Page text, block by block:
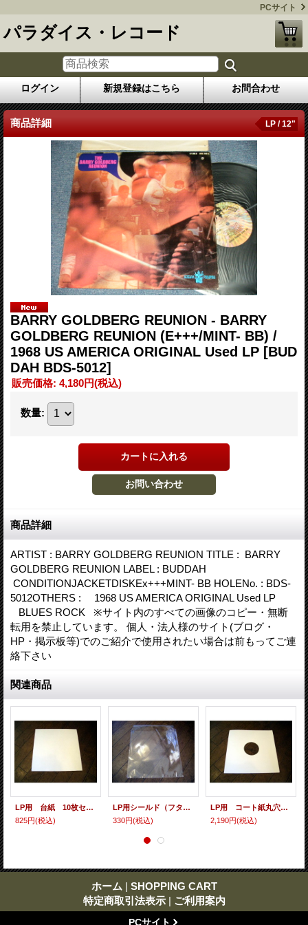
PCサイト
パラダイス・レコード
ログイン 新規登録はこちら お問合わせ
商品詳細 LP / 12"
BARRY GOLDBERG REUNION - BARRY
GOLDBERG REUNION (E+++/MINT- BB) /
1968 US AMERICA ORIGINAL Used LP [BUD
DAH BDS-5012]
販売価格: 4,180円(税込)
数量:
商品詳細
ARTIST : BARRY GOLDBERG REUNION TITLE : BARRY
GOLDBERG REUNION LABEL : BUDDAH
CONDITIONJACKETDISKEx+++MINT- BB HOLENo. : BDS-
5012OTHERS : 1968 US AMERICA ORIGINAL Used LP
BLUES ROCK ※サイト内のすべての画像のコピー・無断
転用を禁止しています。 個人・法人様のサイト(ブログ・
HP・掲示板等)でのご紹介で使用されたい場合は前もってご連
絡下さい
関連商品
LP用 台紙 10枚セット
825円(税込)
LP用シールド（フタノリ） 10枚セット
330円(税込)
LP用 コート紙丸穴ジャケ 10枚セット
2,190円(税込)
ホーム | SHOPPING CART
特定商取引法表示 | ご利用案内
PCサイト